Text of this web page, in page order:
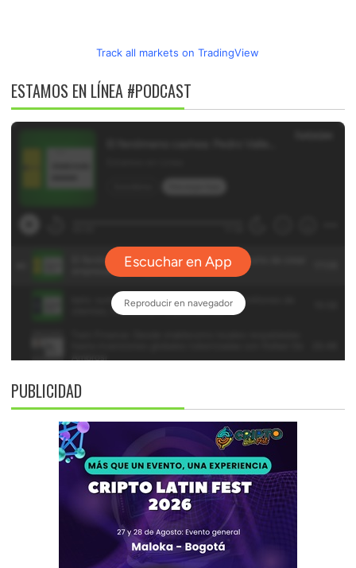
Track all markets on TradingView
ESTAMOS EN LÍNEA #PODCAST
PUBLICIDAD